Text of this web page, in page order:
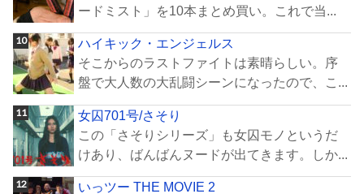
ードミスト」を10本まとめ買い。これで当...
ハイキック・エンジェルス
そこからのラストファイトは素晴らしい。序
盤で大人数の大乱闘シーンになったので、こ...
女囚701号/さそり
この「さそりシリーズ」も女囚モノというだ
けあり、ばんばんヌードが出てきます。しか...
いっツー THE MOVIE 2